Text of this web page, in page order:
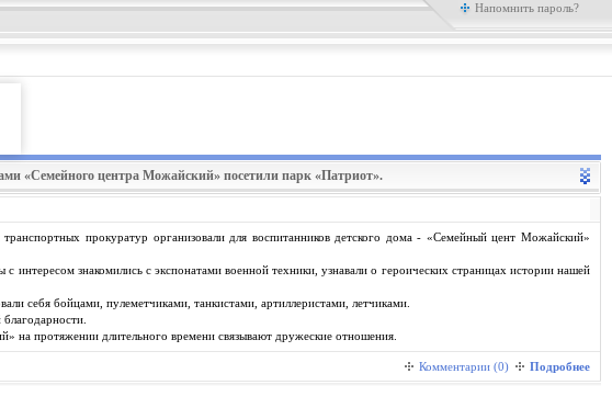
Напомнить пароль?
«Семейного центра Можайский» посетили парк «Патриот».
прокуратур организовали для воспитанников детского дома - «Семейный цент Можайский»
интересом знакомились с экспонатами военной техники, узнавали о героических страницах истории нашей
себя бойцами, пулеметчиками, танкистами, артиллеристами, летчиками.
на протяжении длительного времени связывают дружеские отношения.
Комментарии (0) Подробнее